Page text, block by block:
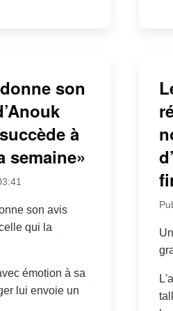
son
à
semaine»
son avis
qui la
émotion à sa
lui envoie un